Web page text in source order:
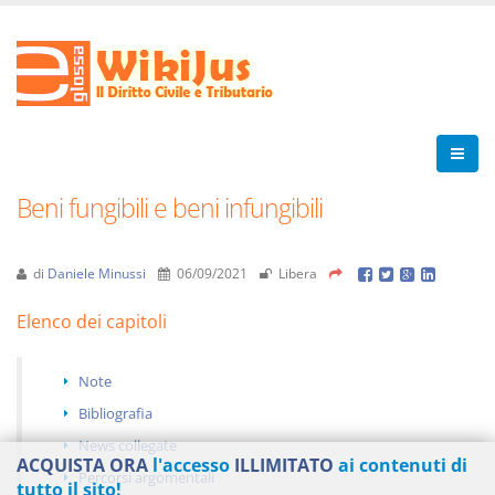
Beni fungibili e beni infungibili
di Daniele Minussi 06/09/2021 Libera
Elenco dei capitoli
Note
Bibliografia
News collegate
Percorsi argomentali
ACQUISTA ORA l'accesso ILLIMITATO ai contenuti di
tutto il sito!